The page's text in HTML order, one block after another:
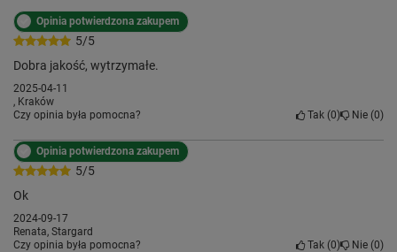
5/5
Opinia potwierdzona zakupem
Dobra jakość, wytrzymałe.
2025-04-11
, Kraków
Czy opinia była pomocna?
Tak 0 Nie 0
5/5
Opinia potwierdzona zakupem
Ok
2024-09-17
Renata, Stargard
Czy opinia była pomocna?
Tak 0 Nie 0